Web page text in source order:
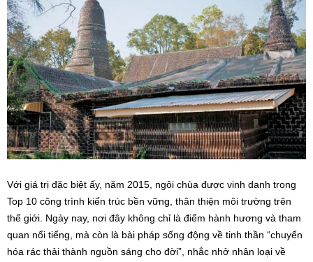
Với giá trị đặc biệt ấy, năm 2015, ngôi chùa được vinh danh trong
Top 10 công trình kiến trúc bền vững, thân thiện môi trường trên
thế giới. Ngày nay, nơi đây không chỉ là điểm hành hương và tham
quan nổi tiếng, mà còn là bài pháp sống động về tinh thần “chuyển
hóa rác thải thành nguồn sáng cho đời”, nhắc nhở nhân loại về